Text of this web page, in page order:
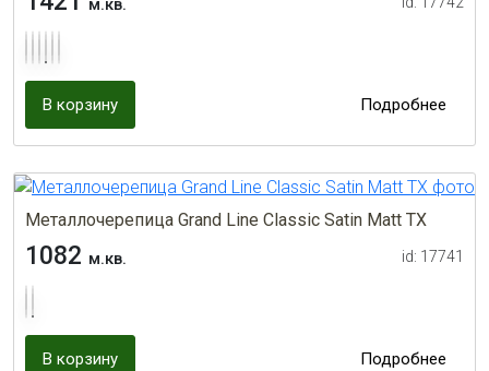
м.кв.
В корзину Подробнее
Металлочерепица Grand Line Classic Satin Matt TX
1082 м.кв. id: 17741
В корзину Подробнее